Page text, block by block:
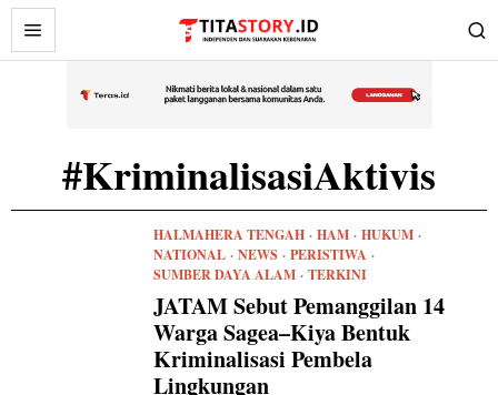
#KriminalisasiAktivis
HALMAHERA TENGAH · HAM · HUKUM ·
NATIONAL · NEWS · PERISTIWA ·
SUMBER DAYA ALAM · TERKINI
JATAM Sebut Pemanggilan 14
Warga Sagea–Kiya Bentuk
Kriminalisasi Pembela
Lingkungan